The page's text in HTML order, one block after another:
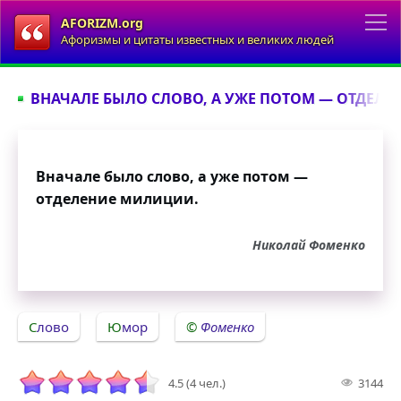
AFORIZM.org
Афоризмы и цитаты известных и великих людей
ВНАЧАЛЕ БЫЛО СЛОВО, А УЖЕ ПОТОМ —
Вначале было слово, а уже потом —
отделение милиции.
Николай Фоменко
Слово Юмор Фоменко
4.5 (4 чел.) 3144